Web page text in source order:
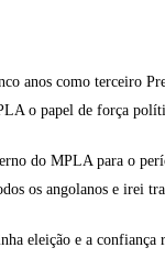
anos como terceiro
o papel de força
do MPLA para o
os angolanos e irei
eleição e a